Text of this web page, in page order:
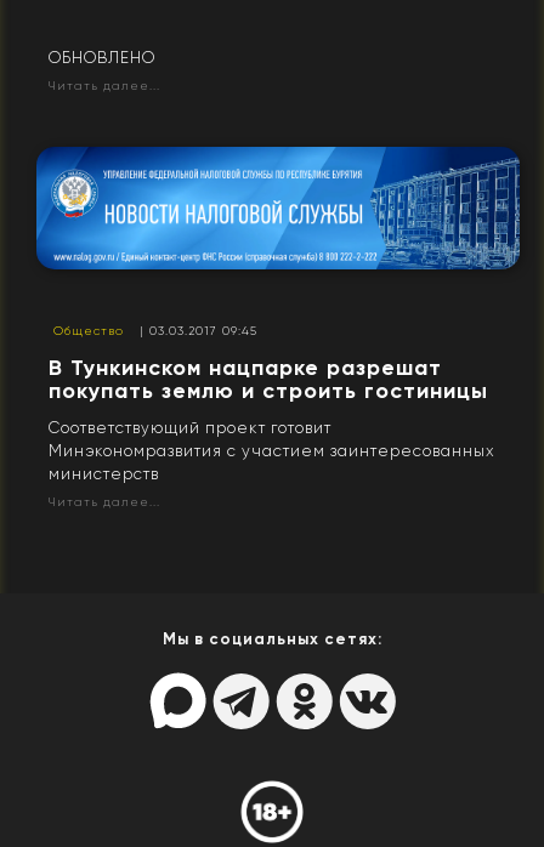
ОБНОВЛЕНО
Читать далее...
Общество | 03.03.2017 09:45
В Тункинском нацпарке разрешат
покупать землю и строить гостиницы
Соответствующий проект готовит
Минэкономразвития с участием заинтересованных
министерств
Читать далее...
Мы в социальных сетях: